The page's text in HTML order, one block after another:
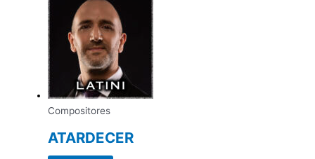
Compositores
ATARDECER